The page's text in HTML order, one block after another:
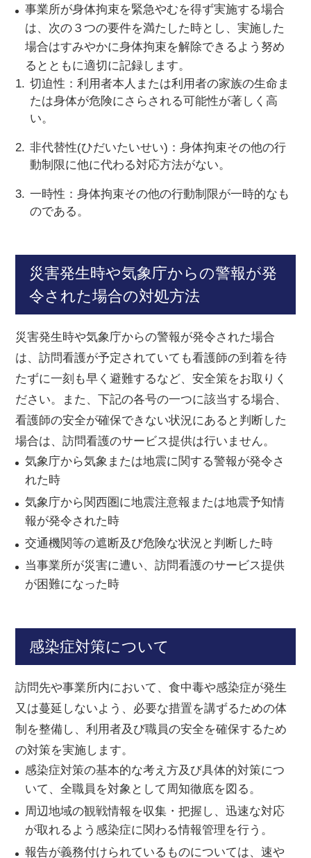
事業所が身体拘束を緊急やむを得ず実施する場合
は、次の３つの要件を満たした時とし、実施した
場合はすみやかに身体拘束を解除できるよう努め
るとともに適切に記録します。
切迫性：利用者本人または利用者の家族の生命ま
たは身体が危険にさらされる可能性が著しく高
い。
非代替性(ひだいたいせい)：身体拘束その他の行
動制限に他に代わる対応方法がない。
一時性：身体拘束その他の行動制限が一時的なも
のである。
災害発生時や気象庁からの警報が発
令された場合の対処方法
災害発生時や気象庁からの警報が発令された場合
は、訪問看護が予定されていても看護師の到着を待
たずに一刻も早く避難するなど、安全策をお取りく
ださい。また、下記の各号の一つに該当する場合、
看護師の安全が確保できない状況にあると判断した
場合は、訪問看護のサービス提供は行いません。
気象庁から気象または地震に関する警報が発令さ
れた時
気象庁から関西圏に地震注意報または地震予知情
報が発令された時
交通機関等の遮断及び危険な状況と判断した時
当事業所が災害に遭い、訪問看護のサービス提供
が困難になった時
感染症対策について
訪問先や事業所内において、食中毒や感染症が発生
又は蔓延しないよう、必要な措置を講ずるための体
制を整備し、利用者及び職員の安全を確保するため
の対策を実施します。
感染症対策の基本的な考え方及び具体的対策につ
いて、全職員を対象として周知徹底を図る。
周辺地域の観戦情報を収集・把握し、迅速な対応
が取れるよう感染症に関わる情報管理を行う。
報告が義務付けられているものについては、速や